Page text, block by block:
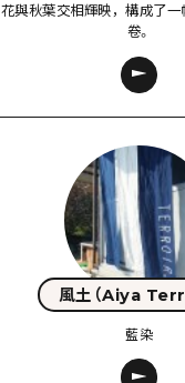
花與秋葉交相輝映，構成了
卷。
風土（Aiya
藍染